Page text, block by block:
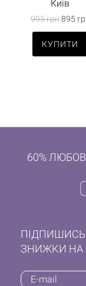
Київ
995 грн895
КУПИТИ
60%
ПІДПИШИСЬ
ЗНИЖКИ НА